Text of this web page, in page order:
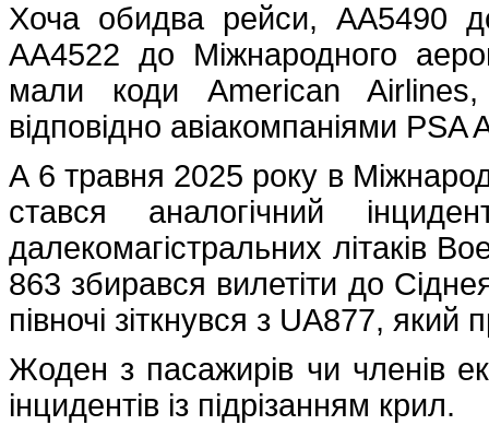
Хоча обидва рейси, AA5490
AA4522 до Міжнародного
мали коди American
відповідно авіакомпаніями
А 6 травня 2025 року в
стався аналогічний
далекомагістральних літаків
863 збирався вилетіти до
півночі зіткнувся з UA877,
Жоден з пасажирів чи членів
інцидентів із підрізанням крил.